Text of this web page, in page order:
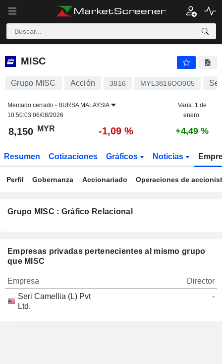
MISC
MISC
Grupo MISC Acción 3816 MYL3816OO005
Mercado cerrado - BURSA MALAYSIA
10:50:03 06/08/2026
Varia. 1 de
enero.
8,150 MYR -1,09 % +4,49 %
Resumen Cotizaciones Gráficos Noticias
Perfil Gobernanza Accionariado Operaciones de
Grupo MISC : Gráfico Relacional
Empresas privadas pertenecientes al mismo grupo
que MISC
Empresa
Director
Seri Camellia (L) Pvt
Ltd.
-